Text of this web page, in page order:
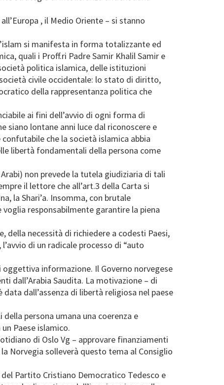
, il Medio Oriente – si stanno
si manifesta in forma totalizzante ed
quali i Proff.ri Padre Samir Khalil Samir e
politica islamica, delle istituzioni
civile occidentale: lo stato di diritto,
della rappresentanza politica che
ai fini dell’avvio di ogni forma di
siano lontane anni luce dal riconoscere e
che la società islamica abbia
libertà fondamentali della persona come
non prevede la tutela giudiziaria di tali
il lettore che all’art.3 della Carta si
la Shari’a. Insomma, con brutale
responsabilmente garantire la piena
necessità di richiedere a codesti Paesi,
di un radicale processo di “auto
informazione. Il Governo norvegese
dall’Arabia Saudita. La motivazione – di
dall’assenza di libertà religiosa nel paese
persona umana una coerenza e
Paese islamico.
di Oslo Vg – approvare finanziamenti
Norvegia solleverà questo tema al Consiglio
Partito Cristiano Democratico Tedesco e